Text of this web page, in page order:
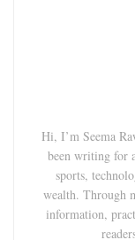
Hi, I’m Seema
been writing for
sports,
wealth. Through
information,